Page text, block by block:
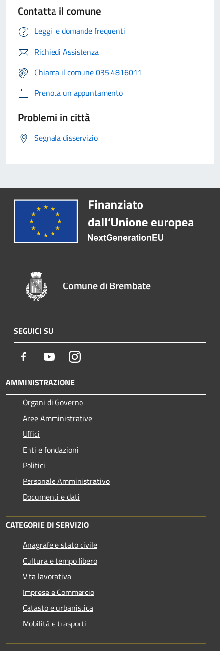
Contatta il comune
Leggi le domande frequenti
Richiedi Assistenza
Chiama il comune 035 4816011
Prenota un appuntamento
Problemi in città
Segnala disservizio
Comune di Brembate
SEGUICI SU
Facebook YoutubeInstagram
AMMINISTRAZIONE
Organi di Governo
Aree Amministrative
Uffici
Enti e fondazioni
Politici
Personale Amministrativo
Documenti e dati
CATEGORIE DI SERVIZIO
Anagrafe e stato civile
Cultura e tempo libero
Vita lavorativa
Imprese e Commercio
Catasto e urbanistica
Mobilità e trasporti